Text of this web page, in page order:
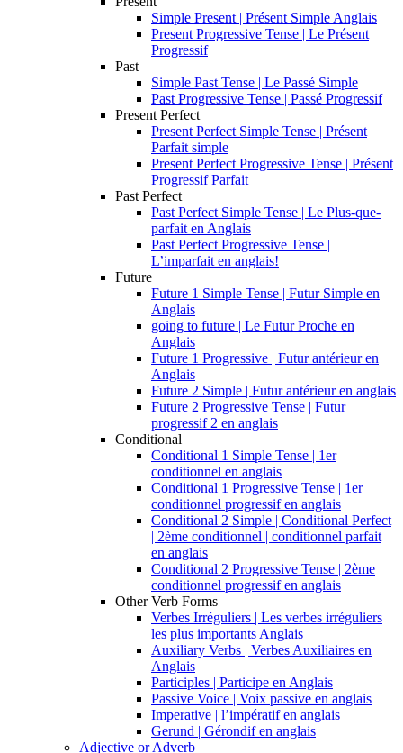
Simple Present | Présent Simple Anglais
Present Progressive Tense | Le Présent
Progressif
Past
Simple Past Tense | Le Passé Simple
Past Progressive Tense | Passé Progressif
Present Perfect
Present Perfect Simple Tense | Présent
Parfait simple
Present Perfect Progressive Tense | Présent
Progressif Parfait
Past Perfect
Past Perfect Simple Tense | Le Plus-que-
parfait en Anglais
Past Perfect Progressive Tense |
L’imparfait en anglais!
Future
Future 1 Simple Tense | Futur Simple en
Anglais
going to future | Le Futur Proche en
Anglais
Future 1 Progressive | Futur antérieur en
Anglais
Future 2 Simple | Futur antérieur en anglais
Future 2 Progressive Tense | Futur
progressif 2 en anglais
Conditional
Conditional 1 Simple Tense | 1er
conditionnel en anglais
Conditional 1 Progressive Tense | 1er
conditionnel progressif en anglais
Conditional 2 Simple | Conditional Perfect
| 2ème conditionnel | conditionnel parfait
en anglais
Conditional 2 Progressive Tense | 2ème
conditionnel progressif en anglais
Other Verb Forms
Verbes Irréguliers | Les verbes irréguliers
les plus importants Anglais
Auxiliary Verbs | Verbes Auxiliaires en
Anglais
Participles | Participe en Anglais
Passive Voice | Voix passive en anglais
Imperative | l’impératif en anglais
Gerund | Gérondif en anglais
Adjective or Adverb